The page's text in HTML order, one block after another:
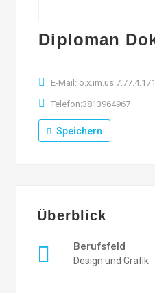
Diploman
E-Mail:
Telefon:3813964967
Speichern
Überblick
Berufsfeld
Design und Grafik